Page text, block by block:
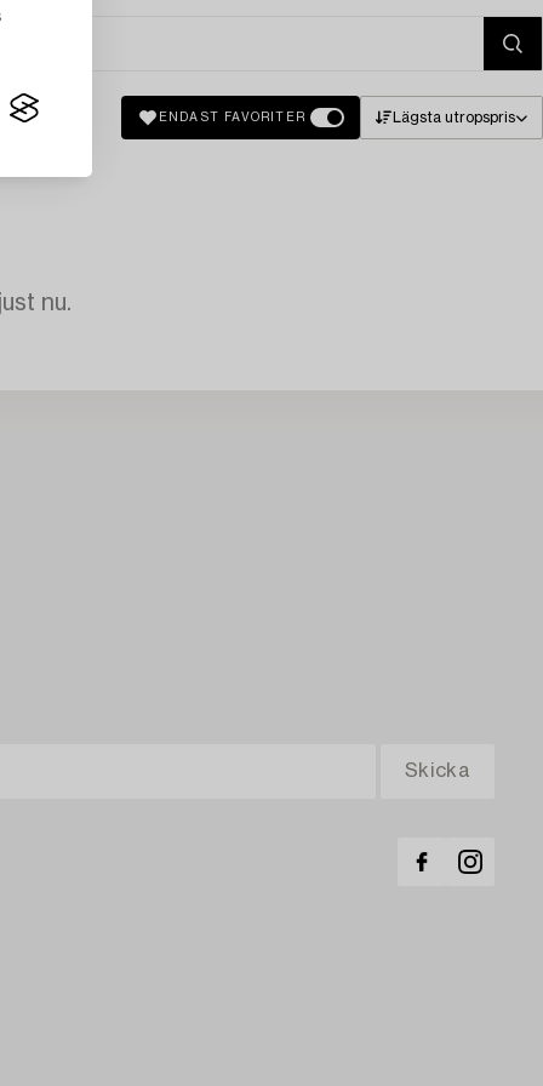
ENDAST FAVORITER Lägsta utropspris
nu.